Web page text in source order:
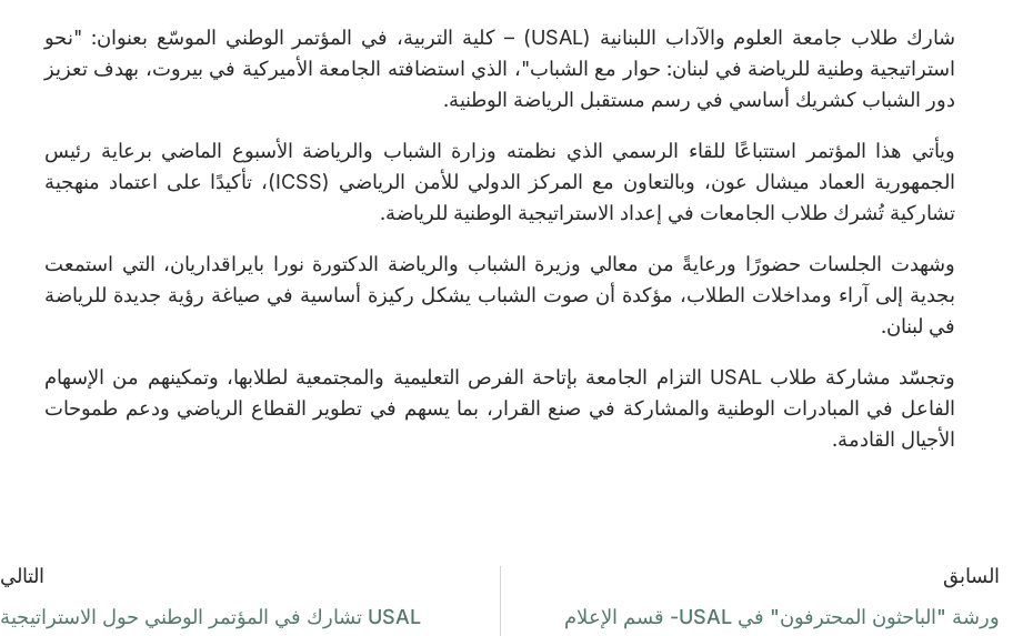
شارك طلاب جامعة العلوم والآداب اللبنانية (USAL) – كلية التربية، في المؤتمر الوطني الموسّع بعنوان: "نحو
استراتيجية وطنية للرياضة في لبنان: حوار مع الشباب"، الذي استضافته الجامعة الأميركية في بيروت، بهدف تعزيز
دور الشباب كشريك أساسي في رسم مستقبل الرياضة الوطنية.
ويأتي هذا المؤتمر استتباعًا للقاء الرسمي الذي نظمته وزارة الشباب والرياضة الأسبوع الماضي برعاية رئيس
الجمهورية العماد ميشال عون، وبالتعاون مع المركز الدولي للأمن الرياضي (ICSS)، تأكيدًا على اعتماد منهجية
تشاركية تُشرك طلاب الجامعات في إعداد الاستراتيجية الوطنية للرياضة.
وشهدت الجلسات حضورًا ورعايةً من معالي وزيرة الشباب والرياضة الدكتورة نورا بايراقداريان، التي استمعت
بجدية إلى آراء ومداخلات الطلاب، مؤكدة أن صوت الشباب يشكل ركيزة أساسية في صياغة رؤية جديدة للرياضة
في لبنان.
وتجسّد مشاركة طلاب USAL التزام الجامعة بإتاحة الفرص التعليمية والمجتمعية لطلابها، وتمكينهم من الإسهام
الفاعل في المبادرات الوطنية والمشاركة في صنع القرار، بما يسهم في تطوير القطاع الرياضي ودعم طموحات
الأجيال القادمة.
السابق
ورشة "الباحثون المحترفون" في USAL- قسم الإعلام
التالي
USAL تشارك في المؤتمر الوطني حول الاستراتيجية